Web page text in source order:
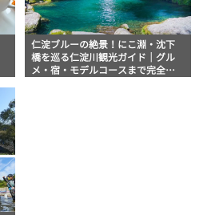
仁淀ブルーの絶景！にこ淵・沈下
橋を巡る仁淀川観光ガイド｜グル
メ・宿・モデルコースまで完全網